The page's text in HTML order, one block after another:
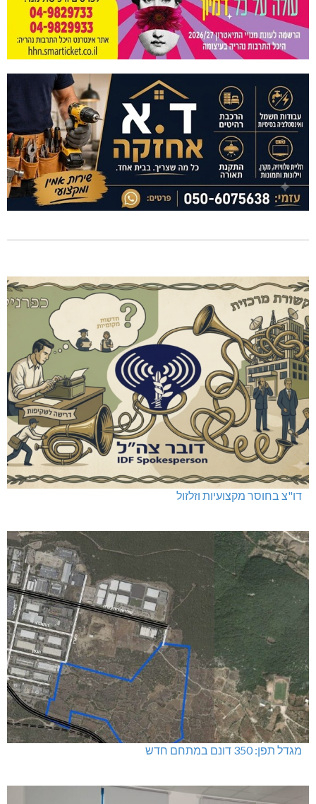
דו"צ בחוסר מקצועיות וזלזול
מגדל תפן: 350 דונם במתחם חדש